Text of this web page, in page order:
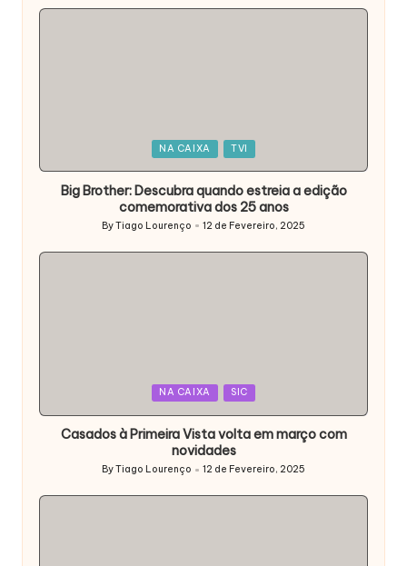
NA CAIXA TVI
Big Brother: Descubra quando estreia a edição
comemorativa dos 25 anos
Posted
ByTiago Lourenço 12 de Fevereiro, 2025
NA CAIXA SIC
Casados à Primeira Vista volta em março com
novidades
Posted
by
ByTiago Lourenço 12 de Fevereiro, 2025